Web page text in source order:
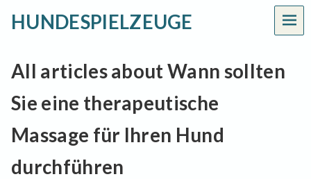
HUNDESPIELZEUGE
All articles about Wann sollten
Sie eine therapeutische
Massage für Ihren Hund
durchführen